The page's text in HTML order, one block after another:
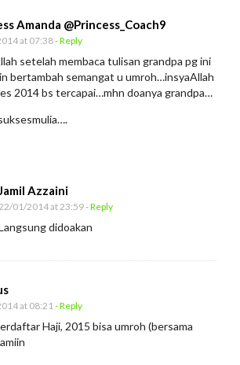
Amanda @Princess_Coach9
at 07:38- Reply
setelah membaca tulisan grandpa pg ini
bertambah semangat u umroh…insyaAllah
2014 bs tercapai…mhn doanya grandpa…
Azzaini
01/2014 at 23:59- Reply
didoakan
at 08:21- Reply
Haji, 2015 bisa umroh (bersama